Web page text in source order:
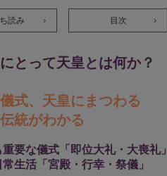
読み 目次
とって天皇とは何か？
式、天皇にまつわる
統がわかる
重要な儀式「即位大礼・大喪礼」
生活「宮殿・行幸・祭儀」